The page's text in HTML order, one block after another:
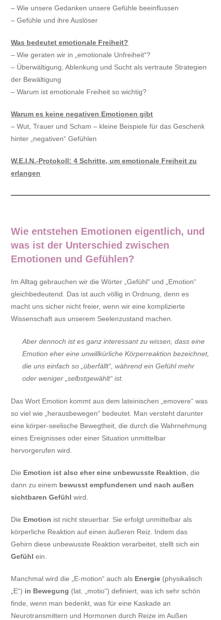
– Wie unsere Gedanken unsere Gefühle beeinflussen
– Gefühle und ihre Auslöser
Was bedeutet emotionale Freiheit?
– Wie geraten wir in „emotionale Unfreiheit“?
– Überwältigung, Ablenkung und Sucht als vertraute Strategien
der Bewältigung
– Warum ist emotionale Freiheit so wichtig?
Warum es keine negativen Emotionen gibt
– Wut, Trauer und Scham – kleine Beispiele für das Geschenk
hinter „negativen“ Gefühlen
W.E.I.N.-Protokoll: 4 Schritte, um emotionale Freiheit zu
erlangen
Wie entstehen Emotionen eigentlich, und
was ist der Unterschied zwischen
Emotionen und Gefühlen?
Im Alltag gebrauchen wir die Wörter „Gefühl“ und „Emotion“
gleichbedeutend. Das ist auch völlig in Ordnung, denn es
macht uns sicher nicht freier, wenn wir eine komplizierte
Wissenschaft aus unserem Seelenzustand machen.
Aber dennoch ist es ganz interessant zu wissen, dass eine
Emotion eher eine unwillkürliche Körperreaktion bezeichnet,
die uns einfach so „überfällt“, während ein Gefühl mehr
oder weniger „selbstgewählt“ ist.
Das Wort Emotion kommt aus dem lateinischen „emovere“ was
so viel wie „herausbewegen“ bedeutet. Man versteht darunter
eine körper-seelische Bewegtheit, die durch die Wahrnehmung
eines Ereignisses oder einer Situation unmittelbar
hervorgerufen wird.
Die Emotion ist also eher eine unbewusste Reaktion , die
dann zu einem bewusst empfundenen und nach außen
sichtbaren Gefühl wird.
Die Emotion ist nicht steuerbar. Sie erfolgt unmittelbar als
körperliche Reaktion auf einen äußeren Reiz. Indem das
Gehirn diese unbewusste Reaktion verarbeitet, stellt sich ein
Gefühl ein.
Manchmal wird die „E-motion“ auch als Energie (physikalisch
„E“) in Bewegung (lat. „motio“) definiert, was ich sehr schön
finde, wenn man bedenkt, was für eine Kaskade an
Neurotransmittern und Hormonen durch Reize im Außen